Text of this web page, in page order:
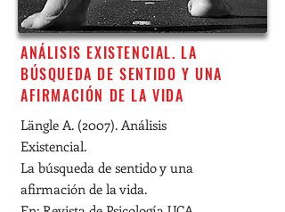
ANÁLISIS EXISTENCIAL. LA
BÚSQUEDA DE SENTIDO Y UNA
AFIRMACIÓN DE LA VIDA
Längle A. (2007). Análisis
Existencial.
La búsqueda de sentido y una
afirmación de la vida.